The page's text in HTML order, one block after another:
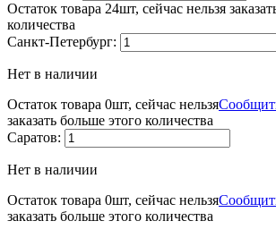
Остаток товара 24шт, сейчас нельзя
количества
Санкт-Петербург:
Нет в наличии
Остаток товара 0шт, сейчас нельзя
заказать больше этого количества
Саратов:
Нет в наличии
Остаток товара 0шт, сейчас нельзя
заказать больше этого количества